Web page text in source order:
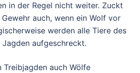
in der Regel nicht weiter. Zuckt
auch, wenn ein Wolf vor
werden alle Tiere des
aufgeschreckt.
Treibjagden auch Wölfe